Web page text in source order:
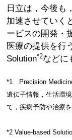
日立は，今後も
加速させていく
ービスの開発・
医療の提供を行
Solution*2などに
*1 Precision
遺伝子情報，生活環
て，疾病予防や治療
*2 Value-based